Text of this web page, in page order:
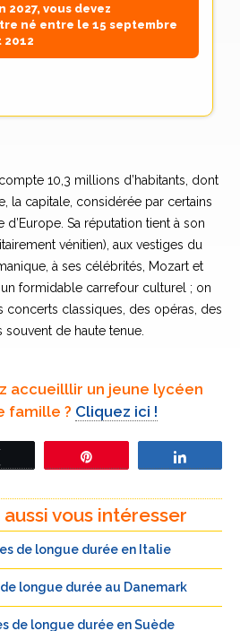
2027, vous devez
né entre le 15 septembre
2012
10,3 millions d’habitants, dont
la capitale, considérée par certains
Sa réputation tient à son
vénitien), aux vestiges du
à ses célébrités, Mozart et
un formidable carrefour culturel ; on
concerts classiques, des opéras, des
de haute tenue.
Les
sont des
l’éducation
manifeste,
souriants et
l’humour
sera naturel, et qu’un étranger
tchèques
peuple accueillant, bien élevé et
enfants scolarisés au lycée et
générale et prépare surtout aux
les matières académiques
étrangers sont
des Gymnasiums. Ils ont le plus
leur est propre et assistent à des
Les cours ont lieu du lundi au
accueilllir un jeune lycéen
famille ? Cliquez ici !
vous intéresser
de longue durée en Italie
longue durée au Danemark
de longue durée en Suède